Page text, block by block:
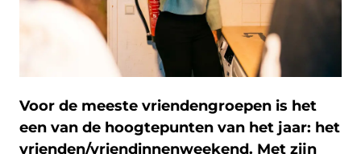
Voor de meeste vriendengroepen is het
een van de hoogtepunten van het jaar: het
vrienden/vriendinnenweekend. Met zijn